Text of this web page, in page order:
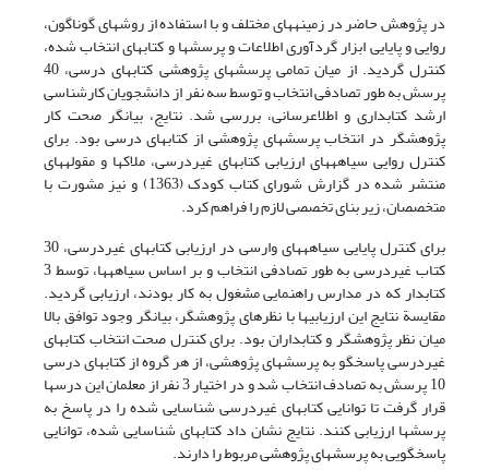
در پژوهش حاضر در زمینه‏‏های مختلف و با استفاده از روشهای گوناگون،
روایی و پایایی ابزار گردآوری اطلاعات و پرسشها و کتابهای انتخاب شده،
کنترل گردید. از میان تمامی پرسشهای پژوهشی کتابهای درسی، 40
پرسش به طور تصادفی انتخاب و توسط سه نفر از دانشجویان کارشناسی
ارشد کتابداری و اطلاع‏رسانی، بررسی شد. نتایج، بیانگر صحت کار
پژوهشگر در انتخاب پرسشهای پژوهشی از کتابهای درسی بود. برای
کنترل روایی سیاهه‏های ارزیابی کتابهای غیردرسی، ملاکها و مقوله‏های
منتشر شده در گزارش شورای کتاب کودک (1363) و نیز مشورت با
متخصصان، زیر بنای تخصصی لازم را فراهم کرد.
برای کنترل پایایی سیاهه‏های وارسی در ارزیابی کتابهای غیردرسی، 30
کتاب غیردرسی به طور تصادفی انتخاب و بر اساس سیاهه‏ها، توسط 3
کتابدار که در مدارس راهنمایی مشغول به کار بودند، ارزیابی گردید.
مقایسة نتایج این ارزیابی‏ها با نظرهای پژوهشگر، بیانگر وجود توافق بالا
میان نظر پژوهشگر و کتابداران بود. برای کنترل صحت انتخاب کتابهای
غیردرسی پاسخگو به پرسشهای پژوهشی، از هر گروه از کتابهای درسی
10 پرسش به تصادف انتخاب شد و در اختیار 3 نفر از معلمان این درسها
قرار گرفت تا توانایی کتابهای غیردرسی شناسایی شده را در پاسخ به
پرسشها ارزیابی کنند. نتایج نشان داد کتابهای شناسایی شده، توانایی
پاسخگویی به پرسشهای پژوهشی مربوط را دارند.